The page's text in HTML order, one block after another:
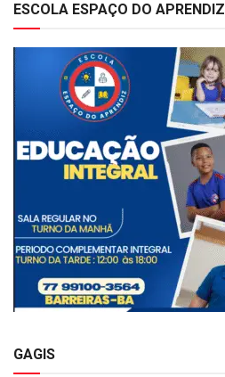
ESCOLA ESPAÇO DO APRENDIZ
GAGIS